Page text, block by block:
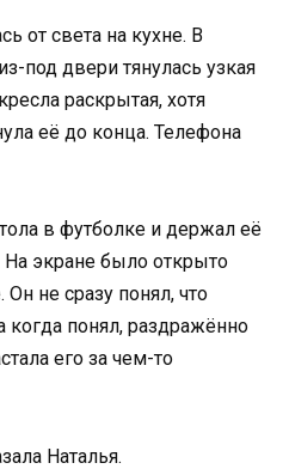
от света на кухне. В
под двери тянулась узкая
раскрытая, хотя
её до конца. Телефона
в футболке и держал её
экране было открыто
не сразу понял, что
когда понял, раздражённо
его за чем-то
Наталья.